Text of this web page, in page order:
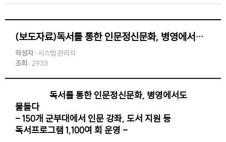
(보도자료)독서를 통한 인문정신문화, 병영에서도 물들다
작성자: 시스템 관리자
조회 : 2933
독서를 통한 인문정신문화, 병영에서도
물들다
- 150개 군부대에서 인문 강좌, 도서 지원 등
독서프로그램 1,100여 회 운영 -